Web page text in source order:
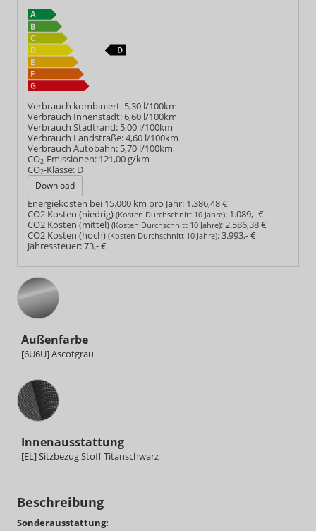
Verbrauch kombiniert: 5,30 l/100km
Verbrauch Innenstadt:6,60 l/100km
Verbrauch Stadtrand: 5,00 l/100km
Verbrauch Landstraße:4,60 l/100km
Verbrauch Autobahn: 5,70 l/100km
CO2-Emissionen: 121,00 g/km
CO2-Klasse: D
Download
Energiekosten bei 15.000 km pro Jahr: 1.386,48 €
CO2 Kosten (niedrig) (Kosten Durchschnitt 10 Jahre): 1.089,- €
CO2 Kosten (mittel) (Kosten Durchschnitt 10 Jahre):2.586,38 €
CO2 Kosten (hoch) (Kosten Durchschnitt 10 Jahre):3.993,- €
Jahressteuer:73,- €
Außenfarbe
[6U6U] Ascotgrau
Innenausstattung
Innenausstattung
[EL] Sitzbezug Stoff Titanschwarz
Beschreibung
Sonderausstattung: